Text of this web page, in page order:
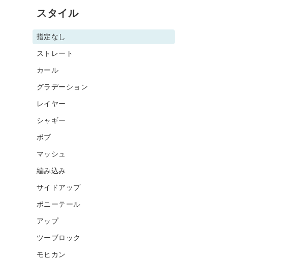
スタイル
指定なし
ストレート
カール
グラデーション
レイヤー
シャギー
ボブ
マッシュ
編み込み
サイドアップ
ポニーテール
アップ
ツーブロック
モヒカン